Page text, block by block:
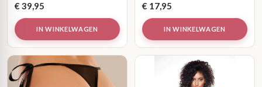
€ 39,95
IN WINKELWAGEN
€ 17,95
IN WINKELWAGEN